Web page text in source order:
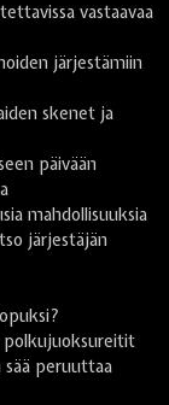
vastaavaa
järjestämiin
skenet ja
päivään
mahdollisuuksia
järjestäjän
polkujuoksureitit
sää peruuttaa